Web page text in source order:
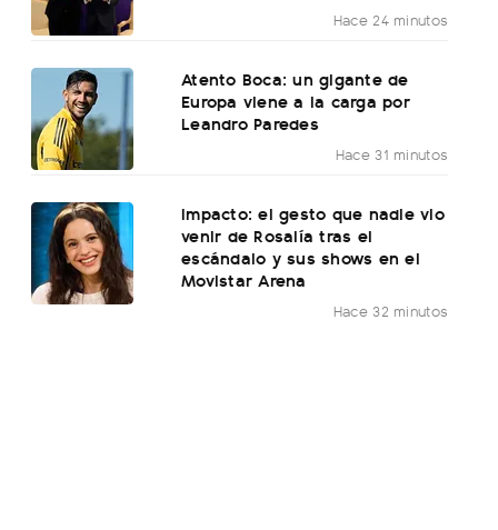
Hace 24 minutos
Atento Boca: un gigante de
Europa viene a la carga por
Leandro Paredes
Hace 31 minutos
Impacto: el gesto que nadie vio
venir de Rosalía tras el
escándalo y sus shows en el
Movistar Arena
Hace 32 minutos